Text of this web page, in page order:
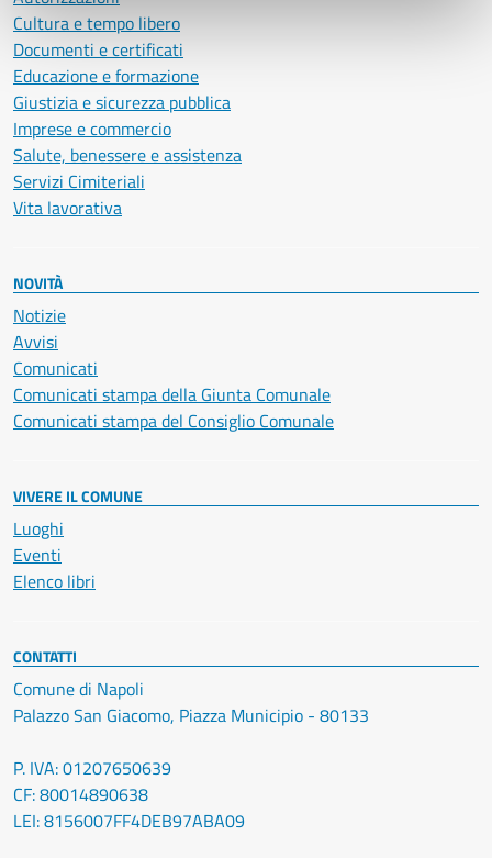
Cultura e tempo libero
Documenti e certificati
Educazione e formazione
Giustizia e sicurezza pubblica
Imprese e commercio
Salute, benessere e assistenza
Servizi Cimiteriali
Vita lavorativa
NOVITÀ
Notizie
Avvisi
Comunicati
Comunicati stampa della Giunta Comunale
Comunicati stampa del Consiglio Comunale
VIVERE IL COMUNE
Luoghi
Eventi
Elenco libri
CONTATTI
Comune di Napoli
Palazzo San Giacomo, Piazza Municipio - 80133
P. IVA: 01207650639
CF: 80014890638
LEI: 8156007FF4DEB97ABA09